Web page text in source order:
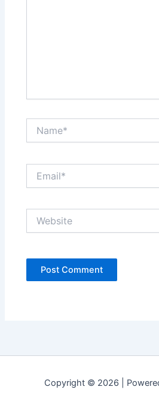
Copyright © 2026 |